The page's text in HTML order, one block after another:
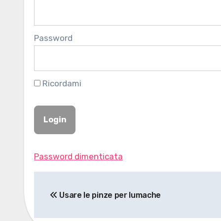
Password
Ricordami
Password dimenticata
articoli
Usare le pinze per lumache